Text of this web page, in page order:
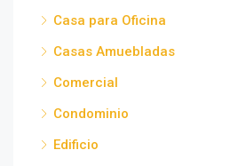
Casa para Oficina
Casas Amuebladas
Comercial
Condominio
Edificio